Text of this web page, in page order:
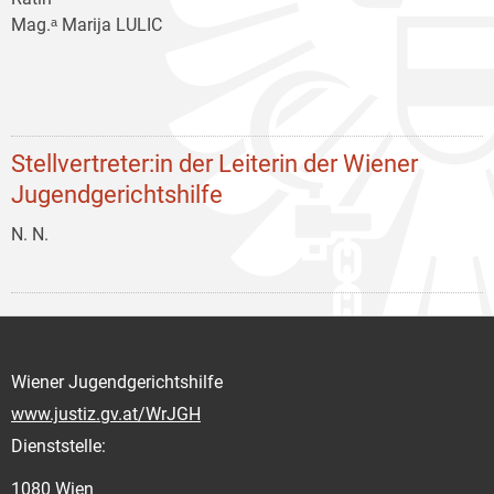
Mag.ᵃ Marija LULIC
Stellvertreter:in der Leiterin der Wiener
Jugendgerichtshilfe
N. N.
Wiener Jugendgerichtshilfe
www.justiz.gv.at/WrJGH
Dienststelle:
1080 Wien